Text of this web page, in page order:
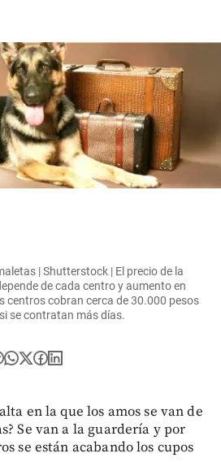
| Shutterstock | El precio de la
de cada centro y aumento en
centros cobran cerca de 30.000 pesos
se contratan más días.
en la que los amos se van de
Se van a la guardería y por
se están acabando los cupos